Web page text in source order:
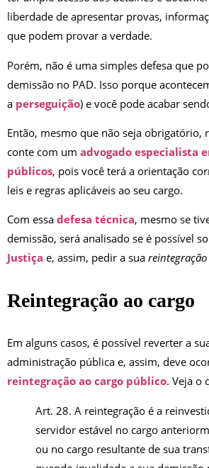
liberdade de apresentar provas,
que podem provar a verdade.
Porém, não é uma simples defesa que
demissão no PAD. Isso porque
a perseguição) e você pode acabar
Então, mesmo que não seja obrigatório,
conte com um advogado especialista
públicos, pois você terá a orientação
leis e regras aplicáveis ao seu cargo.
Com essa defesa técnica, mesmo se
demissão, será analisado se é possível
Justiça e, assim, pedir a sua
Reintegração ao cargo
Em alguns casos, é possível reverter a
administração pública e, assim, deve
reintegração ao cargo público. Veja o
Art. 28. A reintegração é a
servidor estável no cargo
ou no cargo resultante de sua